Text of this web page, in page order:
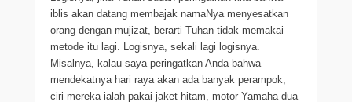
iblis akan datang membajak namaNya menyesatkan
orang dengan mujizat, berarti Tuhan tidak memakai
metode itu lagi. Logisnya, sekali lagi logisnya.
Misalnya, kalau saya peringatkan Anda bahwa
mendekatnya hari raya akan ada banyak perampok,
ciri mereka ialah pakai jaket hitam, motor Yamaha dua